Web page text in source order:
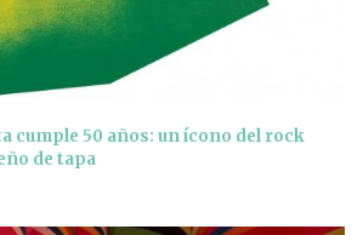
cumple 50 años: un ícono del rock
de tapa